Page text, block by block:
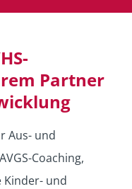
Partner
Aus- und
Coaching,
Kinder- und